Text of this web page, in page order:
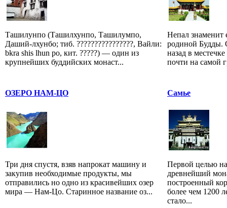
Ташилунпо (Ташилхунпо, Ташилумпо,
Даший-лхунбо; тиб. ????????????????, Вайли:
bkra shis lhun po, кит. ?????) — один из
крупнейших буддийских монаст...
Непал знаменит
родиной Будды.
назад в
почти на самой
ОЗЕРО НАМ-ЦО
Три дня спустя, взяв напрокат машину и
закупив необходимые продукты, мы
отправились но одно из красивейших озер
мира — Нам-Цо. Старинное название оз...
Самье
Первой целью
древнейший
построенный
более чем 1200
стало...